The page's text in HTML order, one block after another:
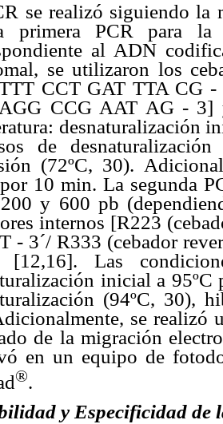
se realizó siguiendo
primera PCR para la
al ADN
se utilizaron los
CCT GAT TTA CG -
CCG AAT AG -
desnaturalización
de
(72ºC, 30).
10 min. La segunda
y 600 pb
internos [R223
- 3´/ R333 (cebador
[12,16]. Las
inicial a
(94ºC, 30),
se
de la migración
en un equipo de
®.
y Especificidad de